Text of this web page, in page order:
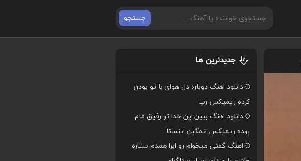
جستجو
جدیدترین ها
دانلود اهنگ دوباره دل هوای با تو بودن
کرده ریمیکس رپ
دانلود اهنگ ببین این خدا تو رفیق مام
بوده ریمیکس غمگین اینستا
اهنگ گفتی میخوام رو ابرا همدم ستاره